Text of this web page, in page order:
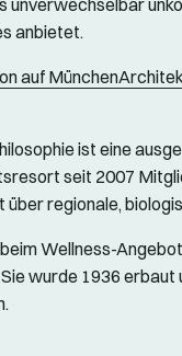
anbietet.
auf
ist eine
seit 2007
regionale,
Wellness-
wurde 1936